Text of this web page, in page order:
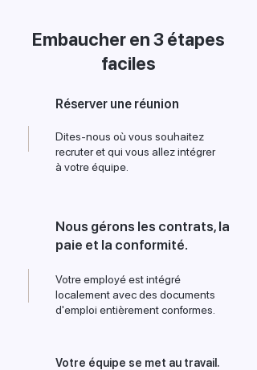
Embaucher en 3 étapes
faciles
Réserver une réunion
Dites-nous où vous souhaitez
recruter et qui vous allez intégrer
à votre équipe.
Nous gérons les contrats, la
paie et la conformité.
Votre employé est intégré
localement avec des documents
d'emploi entièrement conformes.
Votre équipe se met au travail.